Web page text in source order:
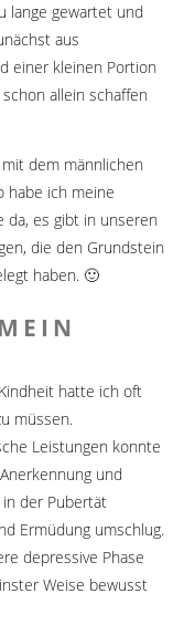
lange gewartet und
aus
einer kleinen Portion
allein schaffen
dem männlichen
habe ich meine
da, es gibt in unseren
die den Grundstein
haben. 🙂
hatte ich oft
müssen.
Leistungen konnte
und
der Pubertät
Ermüdung umschlug.
depressive Phase
Weise bewusst